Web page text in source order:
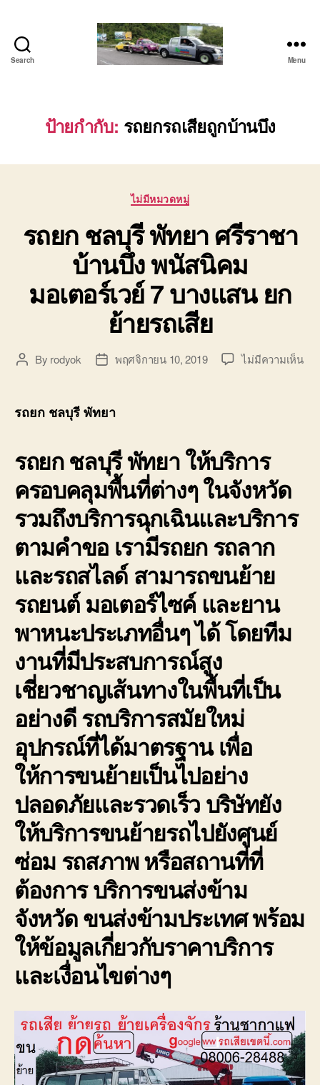
Search
วิน
ปาก
ศรีราชา
บริการ
สไลด์
รถ
เฮี๊ยบ
24
ชม.
Menu
ป้ายกำกับ: รถยกรถเสียถูกบ้านบึง
Categories
ไม่มีหมวดหมู่
รถยก ชลบุรี พัทยา ศรีราชา
บ้านบึง พนัสนิคม
มอเตอร์เวย์ 7 บางแสน ยก
ย้ายรถเสีย
PostBy rodyok
Postพฤศจิกายน 10, 2019 ไม่มีความเห็นบน
รถยก ชลบุรี พัทยา
รถยก ชลบุรี พัทยาให้บริการ
ครอบคลุมพื้นที่ต่างๆ ในจังหวัด
รวมถึงบริการฉุกเฉินและบริการ
ตามคำขอ เรามีรถยก รถลาก
และรถสไลด์ สามารถขนย้าย
รถยนต์ มอเตอร์ไซค์ และยาน
พาหนะประเภทอื่นๆ ได้ โดยทีม
งานที่มีประสบการณ์สูง
เชี่ยวชาญเส้นทางในพื้นที่เป็น
อย่างดี รถบริการสมัยใหม่
อุปกรณ์ที่ได้มาตรฐาน เพื่อ
ให้การขนย้ายเป็นไปอย่าง
ปลอดภัยและรวดเร็ว บริษัทยัง
ให้บริการขนย้ายรถไปยังศูนย์
ซ่อม รถสภาพ หรือสถานที่ที่
ต้องการ บริการขนส่งข้าม
จังหวัด ขนส่งข้ามประเทศ พร้อม
ให้ข้อมูลเกี่ยวกับราคาบริการ
และเงื่อนไขต่างๆ